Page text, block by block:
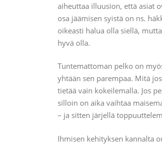
aiheuttaa illuusion, että asiat
osa jäämisen syistä on ns.
oikeasti halua olla siellä,
hyvä olla.
Tuntemattoman pelko on
yhtään sen parempaa. Mitä
tietää vain kokeilemalla. Jos
silloin on aika vaihtaa
– ja sitten järjellä
Ihmisen kehityksen kannalta